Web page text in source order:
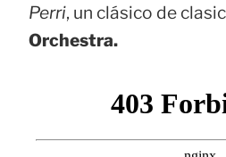
Perri, un clásico de
Orchestra.